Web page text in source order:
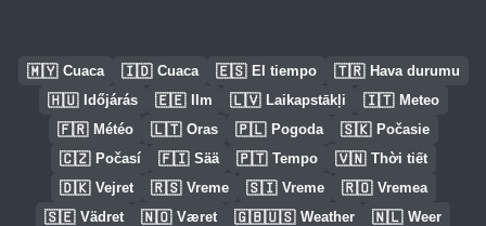
🇲🇾 Cuaca 🇮🇩 Cuaca 🇪🇸 El tiempo 🇹🇷 Hava durumu
🇭🇺 Időjárás 🇪🇪 Ilm 🇱🇻 Laikapstākļi 🇮🇹 Meteo
🇫🇷 Météo 🇱🇹 Oras 🇵🇱 Pogoda 🇸🇰 Počasie
🇨🇿 Počasí 🇫🇮 Sää 🇵🇹 Tempo 🇻🇳 Thời tiết
🇩🇰 Vejret 🇷🇸 Vreme 🇸🇮 Vreme 🇷🇴 Vremea
🇸🇪 Vädret 🇳🇴 Været 🇬🇧🇺🇸 Weather 🇳🇱 Weer